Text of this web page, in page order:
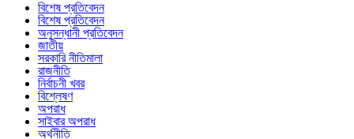
বিশেষ প্রতিবেদন
বিশেষ প্রতিবেদন
অনুসন্ধানী প্রতিবেদন
জাতীয়
সরকারি নীতিমালা
রাজনীতি
নির্বাচনী খবর
বিশ্লেষণ
অপরাধ
সাইবার অপরাধ
অর্থনীতি